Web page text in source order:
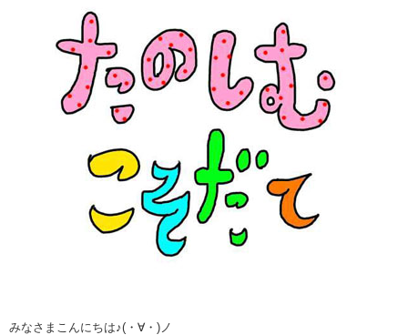
みなさまこんにちは♪(・∀・)ノ